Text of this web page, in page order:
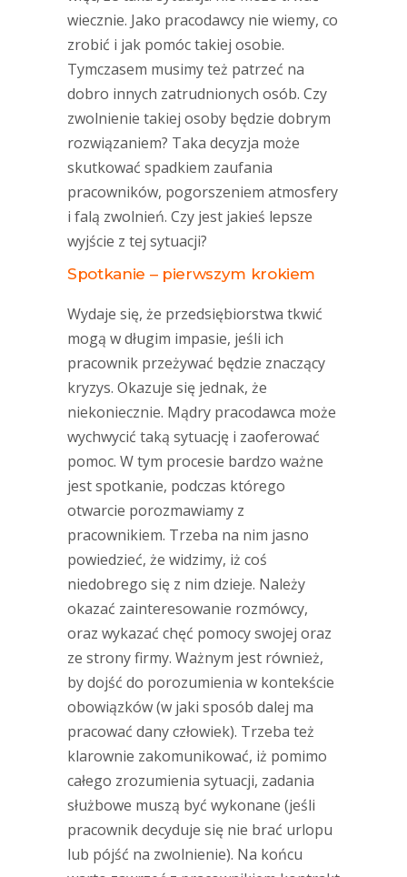
wiecznie. Jako pracodawcy nie wiemy, co
zrobić i jak pomóc takiej osobie.
Tymczasem musimy też patrzeć na
dobro innych zatrudnionych osób. Czy
zwolnienie takiej osoby będzie dobrym
rozwiązaniem? Taka decyzja może
skutkować spadkiem zaufania
pracowników, pogorszeniem atmosfery
i falą zwolnień. Czy jest jakieś lepsze
wyjście z tej sytuacji?
Spotkanie – pierwszym krokiem
Wydaje się, że przedsiębiorstwa tkwić
mogą w długim impasie, jeśli ich
pracownik przeżywać będzie znaczący
kryzys. Okazuje się jednak, że
niekoniecznie. Mądry pracodawca może
wychwycić taką sytuację i zaoferować
pomoc. W tym procesie bardzo ważne
jest spotkanie, podczas którego
otwarcie porozmawiamy z
pracownikiem. Trzeba na nim jasno
powiedzieć, że widzimy, iż coś
niedobrego się z nim dzieje. Należy
okazać zainteresowanie rozmówcy,
oraz wykazać chęć pomocy swojej oraz
ze strony firmy. Ważnym jest również,
by dojść do porozumienia w kontekście
obowiązków (w jaki sposób dalej ma
pracować dany człowiek). Trzeba też
klarownie zakomunikować, iż pomimo
całego zrozumienia sytuacji, zadania
służbowe muszą być wykonane (jeśli
pracownik decyduje się nie brać urlopu
lub pójść na zwolnienie). Na końcu